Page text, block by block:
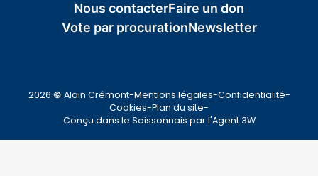
Nous contacterFaire un don
Vote par procurationNewsletter
2026 © Alain Crémont-Mentions légales-Confidentialité-
Cookies-Plan du site-
Conçu dans le Soissonnais par l'Agent 3W